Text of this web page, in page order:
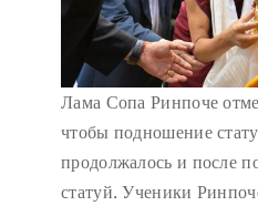
Лама Сопа Ринпоче
чтобы подношение
продолжалось и после
статуй. Ученики